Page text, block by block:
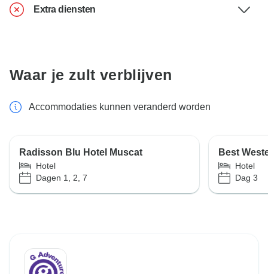
Extra diensten
Waar je zult verblijven
Accommodaties kunnen veranderd worden
Radisson Blu Hotel Muscat
Hotel
Dagen 1, 2, 7
Best
Hotel
Dag 3